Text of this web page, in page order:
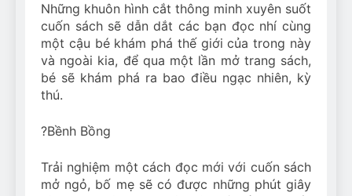
Những khuôn hình cắt thông minh xuyên suốt
cuốn sách sẽ dẫn dắt các bạn đọc nhí cùng
một cậu bé khám phá thế giới của trong này
và ngoài kia, để qua một lần mở trang sách,
bé sẽ khám phá ra bao điều ngạc nhiên, kỳ
thú.
?Bềnh Bồng
Trải nghiệm một cách đọc mới với cuốn sách
mở ngỏ, bố mẹ sẽ có được những phút giây